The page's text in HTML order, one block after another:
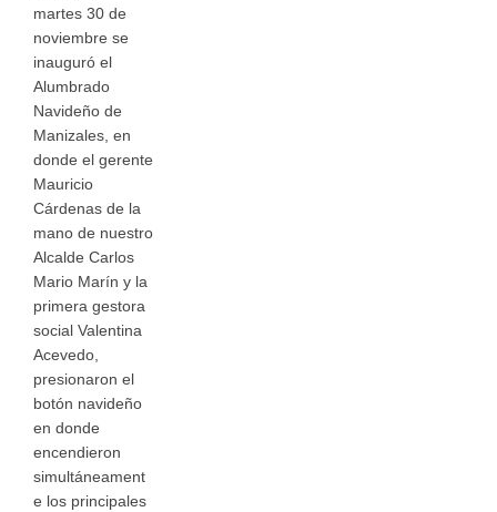
martes 30 de
noviembre se
inauguró el
Alumbrado
Navideño de
Manizales, en
donde el gerente
Mauricio
Cárdenas de la
mano de nuestro
Alcalde Carlos
Mario Marín y la
primera gestora
social Valentina
Acevedo,
presionaron el
botón navideño
en donde
encendieron
simultáneament
e los principales